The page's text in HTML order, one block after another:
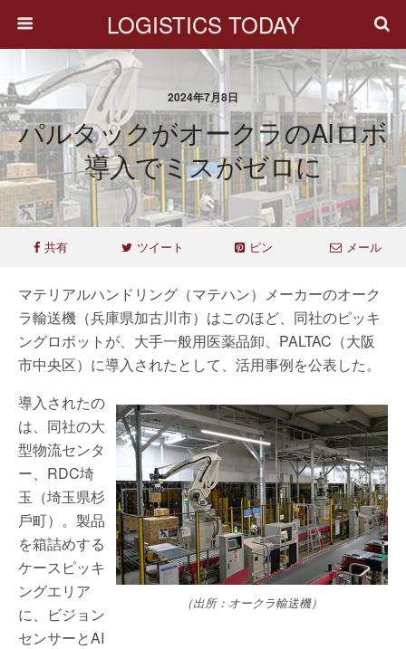
LOGISTICS TODAY
2024年7月8日
パルタックがオークラのAIロボ
導入でミスがゼロに
共有 ツイート ピン メール
マテリアルハンドリング（マテハン）メーカーのオーク
ラ輸送機（兵庫県加古川市）はこのほど、同社のピッキ
ングロボットが、大手一般用医薬品卸、PALTAC（大阪
市中央区）に導入されたとして、活用事例を公表した。
（出所：オークラ輸送機）
導入されたの
は、同社の大
型物流センタ
ー、RDC埼
玉（埼玉県杉
⼾町）。製品
を箱詰めする
ケースピッキ
ングエリア
に、ビジョン
センサーとAI